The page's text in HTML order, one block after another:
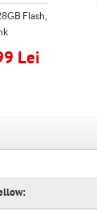
Flash,
Lei